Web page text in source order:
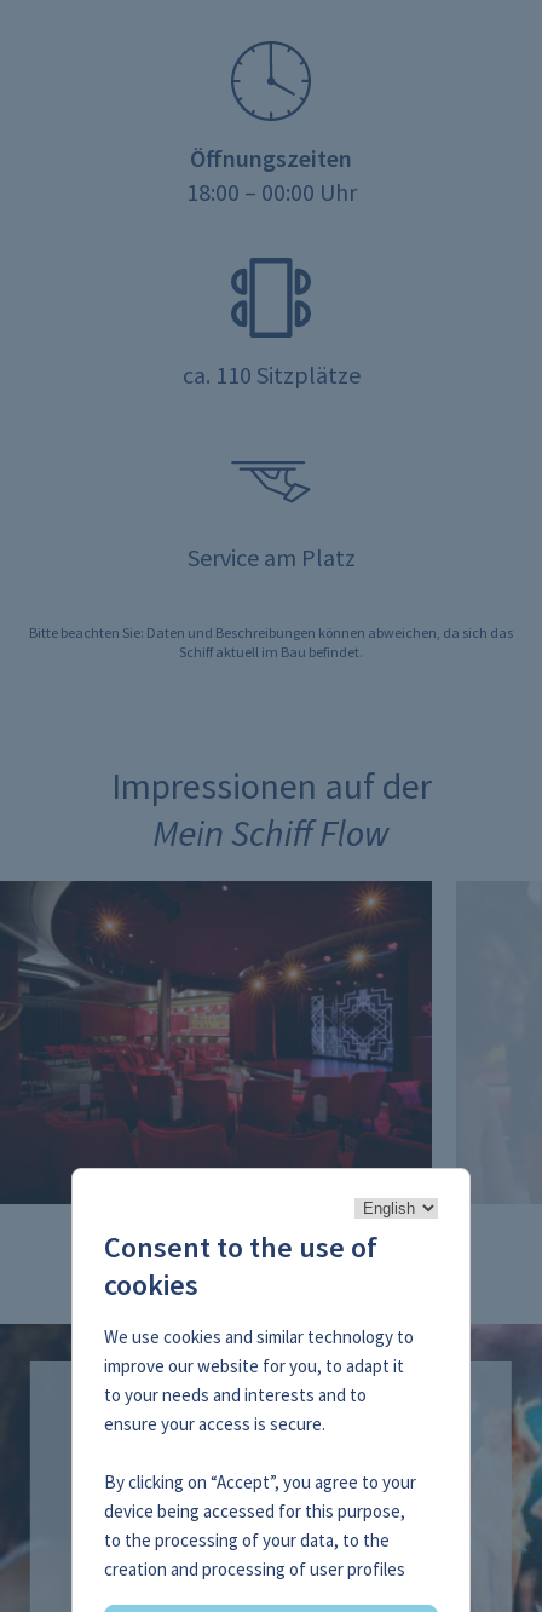
Öffnungszeiten
18:00 – 00:00 Uhr
ca. 110 Sitzplätze
Service am Platz
Bitte beachten Sie: Daten und Beschreibungen können abweichen, da sich das
Schiff aktuell im Bau befindet.
Impressionen auf der
Mein Schiff Flow
Bei Aktivierung dieser Funktionalität werden
möglicherweise
personenbezogene Daten an YouTube übertragen.
Nähere Informationen finden Sie in unseren
Datenschutzbestimmungen.
Consent to the use of
cookies
We use cookies and similar technology to
improve our website for you, to adapt it
to your needs and interests and to
ensure your access is secure.
By clicking on “Accept”, you agree to your
device being accessed for this purpose,
to the processing of your data, to the
creation and processing of user profiles